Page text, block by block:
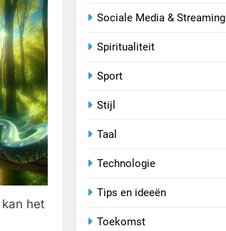
het
Sociale Media & Streaming
Spiritualiteit
Sport
Stijl
Taal
Technologie
Tips en ideeën
Toekomst